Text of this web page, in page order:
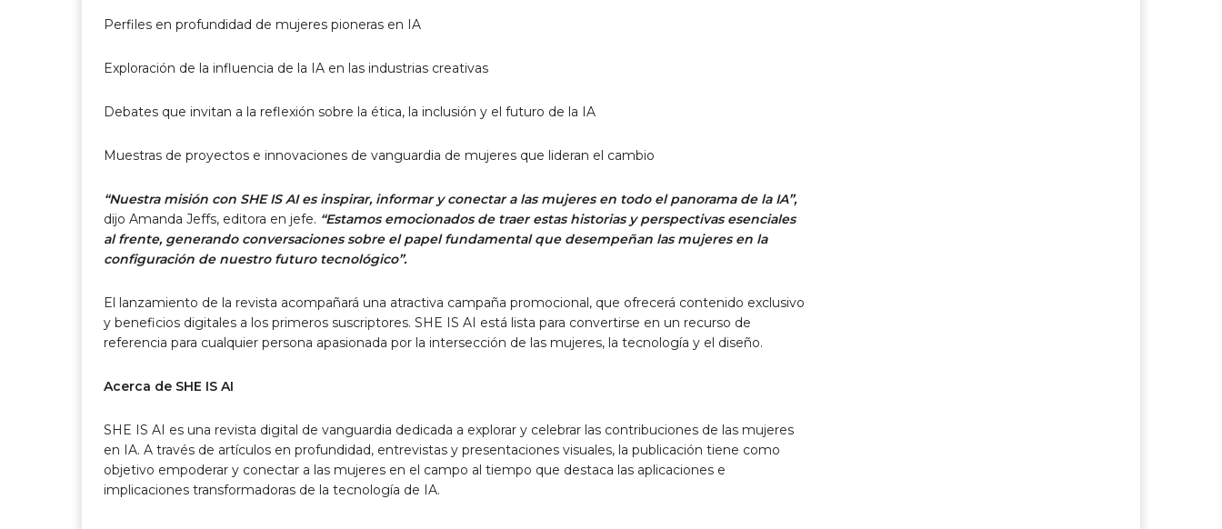
Perfiles en profundidad de mujeres pioneras en IA
Exploración de la influencia de la IA en las industrias creativas
Debates que invitan a la reflexión sobre la ética, la inclusión y el futuro de la IA
Muestras de proyectos e innovaciones de vanguardia de mujeres que lideran el cambio
“Nuestra misión con SHE IS AI es inspirar, informar y conectar a las mujeres en todo el panorama de la IA”,
dijo Amanda Jeffs, editora en jefe. “Estamos emocionados de traer estas historias y perspectivas esenciales
al frente, generando conversaciones sobre el papel fundamental que desempeñan las mujeres en la
configuración de nuestro futuro tecnológico”.
El lanzamiento de la revista acompañará una atractiva campaña promocional, que ofrecerá contenido exclusivo
y beneficios digitales a los primeros suscriptores. SHE IS AI está lista para convertirse en un recurso de
referencia para cualquier persona apasionada por la intersección de las mujeres, la tecnología y el diseño.
Acerca de SHE IS AI
SHE IS AI es una revista digital de vanguardia dedicada a explorar y celebrar las contribuciones de las mujeres
en IA. A través de artículos en profundidad, entrevistas y presentaciones visuales, la publicación tiene como
objetivo empoderar y conectar a las mujeres en el campo al tiempo que destaca las aplicaciones e
implicaciones transformadoras de la tecnología de IA.